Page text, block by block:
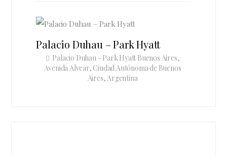
Palacio Duhau – Park Hyatt
Palacio Duhau - Park Hyatt Buenos Aires,
Avenida Alvear, Ciudad Autónoma de Buenos
Aires, Argentina